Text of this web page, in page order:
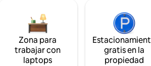
Zona para
trabajar con
laptops
gratis en la
propiedad